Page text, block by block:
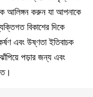
আলিঙ্গন করুন যা আপনাকে
বিকাশের দিকে
এবং উষ্ণতা ইতিবাচক
পড়ার জন্য এবং